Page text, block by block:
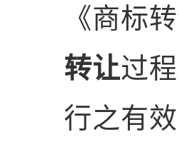
《商标
转让过
行之有